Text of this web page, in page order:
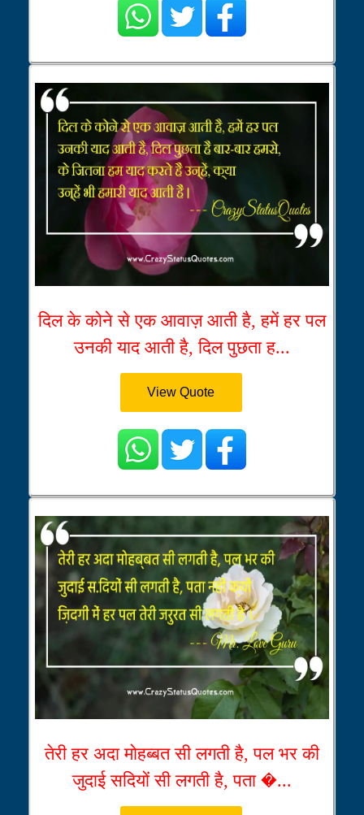
दिल के कोने से एक आवाज़ आती है, हमें हर पल
उनकी याद आती है, दिल पुछता ह...
View Quote
तेरी हर अदा मोहब्बत सी लगती है, पल भर की
जुदाई सदियों सी लगती है, पता �...